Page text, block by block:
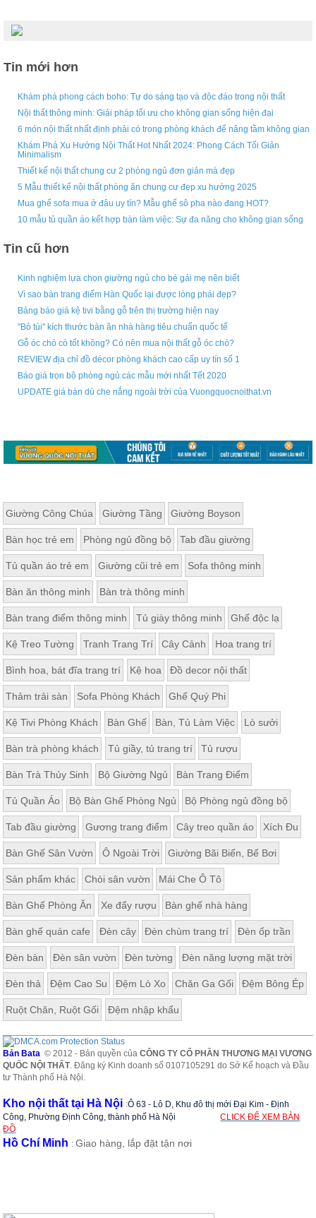
Tin mới hơn
Khám phá phong cách boho: Tự do sáng tạo và độc đáo trong nội thất
Nội thất thông minh: Giải pháp tối ưu cho không gian sống hiện đại
6 món nội thất nhất định phải có trong phòng khách để nâng tầm không gian
Khám Phá Xu Hướng Nội Thất Hot Nhất 2024: Phong Cách Tối Giản
Minimalism
Thiết kế nội thất chung cư 2 phòng ngủ đơn giản mà đẹp
5 Mẫu thiết kế nội thất phòng ăn chung cư đẹp xu hướng 2025
Mua ghế sofa mua ở đâu uy tín? Mẫu ghế sô pha nào đang HOT?
10 mẫu tủ quần áo kết hợp bàn làm việc: Sự đa năng cho không gian sống
Tin cũ hơn
Kinh nghiệm lựa chọn giường ngủ cho bé gái mẹ nên biết
Vì sao bàn trang điểm Hàn Quốc lại được lòng phái đẹp?
Bảng báo giá kệ tivi bằng gỗ trên thị trường hiện nay
"Bỏ túi" kích thước bàn ăn nhà hàng tiêu chuẩn quốc tế
Gỗ óc chó có tốt không? Có nên mua nội thất gỗ óc chó?
REVIEW địa chỉ đồ décor phòng khách cao cấp uy tín số 1
Báo giá trọn bộ phòng ngủ các mẫu mới nhất Tết 2020
UPDATE giá bán dù che nắng ngoài trời của Vuongquocnoithat.vn
Giường Công Chúa Giường Tầng Giường Boyson
Bàn học trẻ em Phòng ngủ đồng bộ Tab đầu giường
Tủ quần áo trẻ em Giường cũi trẻ em Sofa thông minh
Bàn ăn thông minh Bàn trà thông minh
Bàn trang điểm thông minh Tủ giày thông minh Ghế độc lạ
Kệ Treo Tường Tranh Trang Trí Cây Cảnh Hoa trang trí
Bình hoa, bát đĩa trang trí Kệ hoa Đồ decor nội thất
Thảm trải sàn Sofa Phòng Khách Ghế Quý Phi
Kệ Tivi Phòng Khách Bàn Ghế Bàn, Tủ Làm Việc Lò sưởi
Bàn trà phòng khách Tủ giầy, tủ trang trí Tủ rượu
Bàn Trà Thủy Sinh Bộ Giường Ngủ Bàn Trang Điểm
Tủ Quần Áo Bộ Bàn Ghế Phòng Ngủ Bộ Phòng ngủ đồng bộ
Tab đầu giường Gương trang điểm Cây treo quần áo Xích Đu
Bàn Ghế Sân Vườn Ô Ngoài Trời Giường Bãi Biển, Bể Bơi
Sản phẩm khác Chòi sân vườn Mái Che Ô Tô
Bàn Ghế Phòng Ăn Xe đẩy rượu Bàn ghế nhà hàng
Bàn ghế quán cafe Đèn cây Đèn chùm trang trí Đèn ốp trần
Đèn bàn Đèn sân vườn Đèn tường Đèn năng lượng mặt trời
Đèn thả Đệm Cao Su Đệm Lò Xo Chăn Ga Gối Đệm Bông Ép
Ruột Chăn, Ruột Gối Đệm nhập khẩu
Bản Bata © 2012 - Bản quyền củaCÔNG TY CỔ PHẦN THƯƠNG MẠI VƯƠNG
QUỐC NỘI THẤT. Đăng ký Kinh doanh số 0107105291 do Sở Kế hoạch và Đầu
tư Thành phố Hà Nội.
Kho nội thất tại Hà Nội :Ô 63 - Lô D, Khu đô thị mới Đại Kim - Định
Công, Phường Định Công, thành phố Hà Nội
CLICK ĐỂ XEM BẢN
ĐỒ
Hồ Chí Minh :Giao hàng, lắp đặt tận nơi